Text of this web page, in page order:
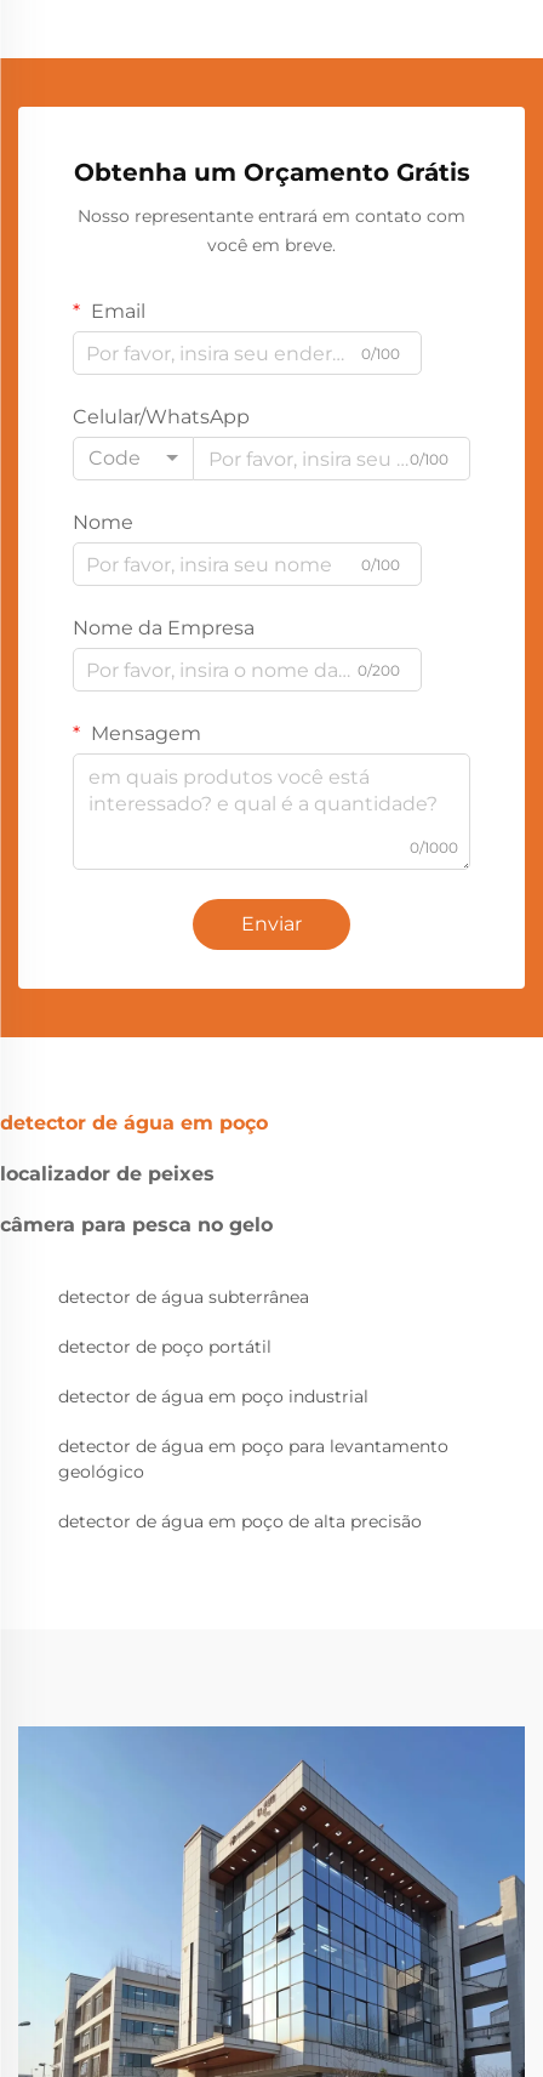
Obtenha um Orçamento Grátis
Nosso representante entrará em contato com
você em breve.
Email
0/100
Celular/WhatsApp
Code
0/100
Nome
0/100
Nome da Empresa
0/200
Mensagem
0/1000
Enviar
detector de água em poço
localizador de peixes
câmera para pesca no gelo
detector de água subterrânea
detector de poço portátil
detector de água em poço industrial
detector de água em poço para levantamento
geológico
detector de água em poço de alta precisão